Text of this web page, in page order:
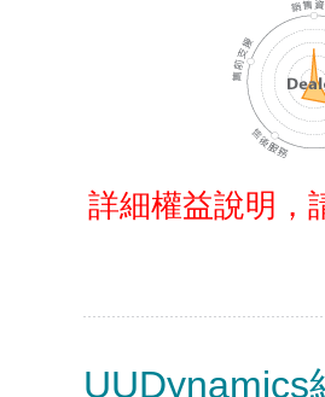
詳細權益說明，
UUDynamics